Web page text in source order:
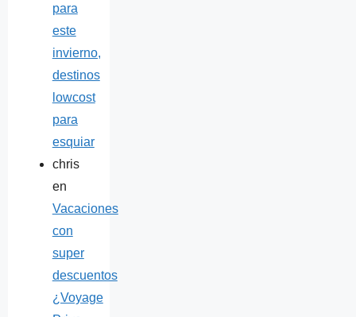
para
este
invierno,
destinos
lowcost
para
esquiar
chris
en
Vacaciones
con
super
descuentos
¿Voyage